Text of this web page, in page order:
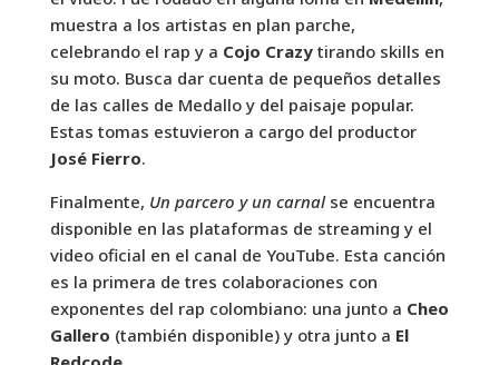
muestra a los artistas en plan parche,
celebrando el rap y a Cojo Crazytirando skills en
su moto. Busca dar cuenta de pequeños detalles
de las calles de Medallo y del paisaje popular.
Estas tomas estuvieron a cargo del productor
José Fierro.
Finalmente, Un parcero y un carnalse encuentra
disponible en las plataformas de streaming y el
video oficial en el canal de YouTube. Esta canción
es la primera de tres colaboraciones con
exponentes del rap colombiano: una junto a Cheo
Gallero (también disponible) y otra junto a El